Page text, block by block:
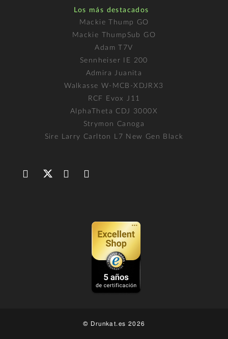
Los más destacados
Mackie Thump GO
Mackie ThumpSub GO
Adam T7V
Sennheiser IE 200
Admira Juanita
Walkasse W-MCB-XDJRX3
RCF Evox J11
AlphaTheta CDJ 3000X
Strymon Canoga
Sire Larry Carlton L7 New Gen Black
© Drunkat.es 2026